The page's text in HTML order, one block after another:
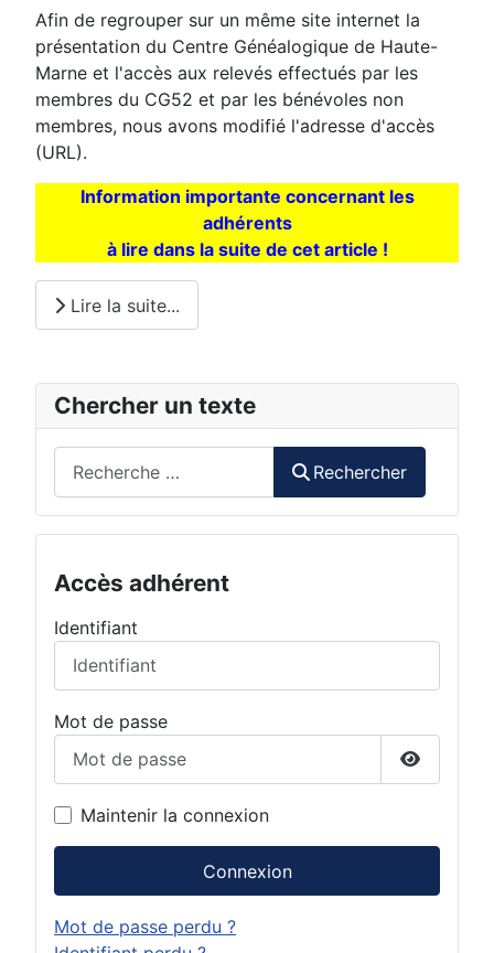
Chercher un texte
Rechercher
Accès adhérent
Identifiant
Mot de passe
Afficher
Maintenir la connexion
Connexion
Mot de passe perdu ?
Afin de regrouper sur un même site internet la
présentation du Centre Généalogique de Haute-
Marne et l'accès aux relevés effectués par les
membres du CG52 et par les bénévoles non
membres, nous avons modifié l'adresse d'accès
(URL).
Information importante concernant les
adhérents
à lire dans la suite de cet article !
Lire la suite...